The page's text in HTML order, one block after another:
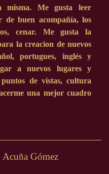
misma. Me gusta leer
de buen acompañía, los
cenar. Me gusta la
la creacion de nuevos
portugues, inglés y
a nuevos lugares y
de vistas, cultura
una mejor cuadro
Gómez